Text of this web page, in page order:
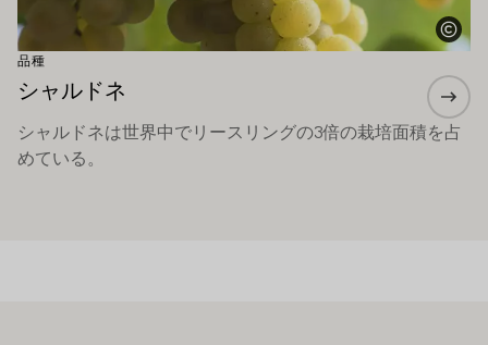
品種
シャルドネ
シャルドネは世界中でリースリングの3倍の栽培面積を占
めている。